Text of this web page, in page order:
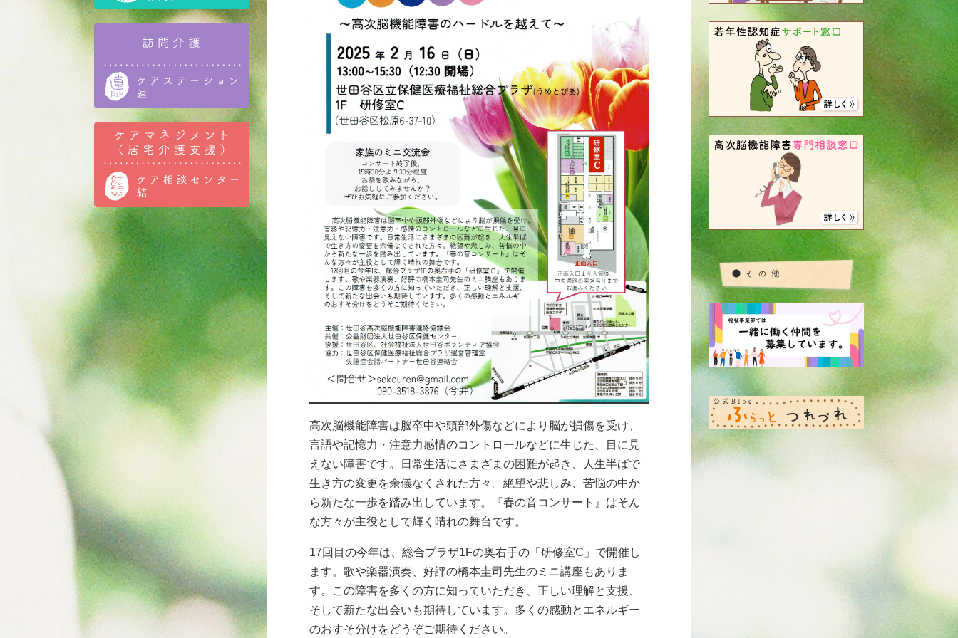
高次脳機能障害は脳卒中や頭部外傷などにより脳が損傷を受け、
言語や記憶力・注意力感情のコントロールなどに生じた、目に見
えない障害です。日常生活にさまざまの困難が起き、人生半ばで
生き方の変更を余儀なくされた方々。絶望や悲しみ、苦悩の中か
ら新たな一歩を踏み出しています。『春の音コンサート』はそん
な方々が主役として輝く晴れの舞台です。
17回目の今年は、総合プラザ1Fの奥右手の「研修室C」で開催し
ます。歌や楽器演奏、好評の橋本圭司先生のミニ講座もありま
す。この障害を多くの方に知っていただき、正しい理解と支援、
そして新たな出会いも期待しています。多くの感動とエネルギー
のおすそ分けをどうぞご期待ください。